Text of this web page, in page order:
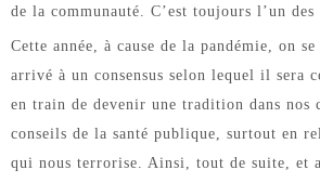
de la communauté. C’est toujours l’un des
Cette année, à cause de la pandémie, on se
arrivé à un consensus selon lequel il sera
en train de devenir une tradition dans nos
conseils de la santé publique, surtout en
qui nous terrorise. Ainsi, tout de suite, et